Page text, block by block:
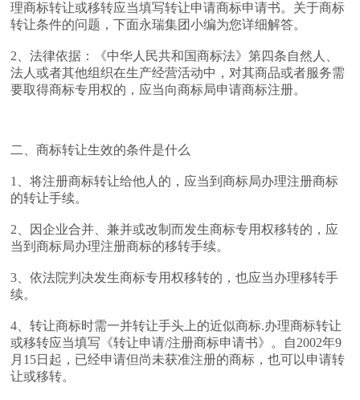
理商标转让或移转应当填写转让申请商标申请书。关于商标
转让条件的问题，下面永瑞集团小编为您详细解答。
2、法律依据：《中华人民共和国商标法》第四条自然人、
法人或者其他组织在生产经营活动中，对其商品或者服务需
要取得商标专用权的，应当向商标局申请商标注册。
二、商标转让生效的条件是什么
1、将注册商标转让给他人的，应当到商标局办理注册商标
的转让手续。
2、因企业合并、兼并或改制而发生商标专用权移转的，应
当到商标局办理注册商标的移转手续。
3、依法院判决发生商标专用权移转的，也应当办理移转手
续。
4、转让商标时需一并转让手头上的近似商标.办理商标转让
或移转应当填写《转让申请/注册商标申请书》。自2002年9
月15日起，已经申请但尚未获准注册的商标，也可以申请转
让或移转。